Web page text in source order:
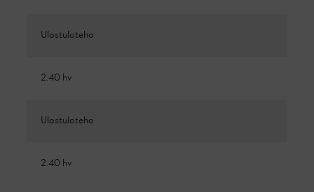
Ulostuloteho
2.40 hv
Ulostuloteho
2.40 hv